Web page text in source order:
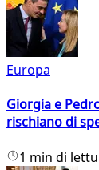
Europa
Giorgia e
rischiano di
1 min di